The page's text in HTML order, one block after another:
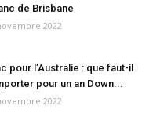
de Brisbane
2022
pour l’Australie : que faut-il
pour un an Down...
2022